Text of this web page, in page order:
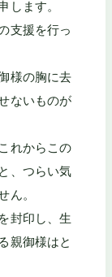
します。
支援を行っ
様の胸に去
ないものが
れからこの
、つらい気
ん。
封印し、生
親御様はと